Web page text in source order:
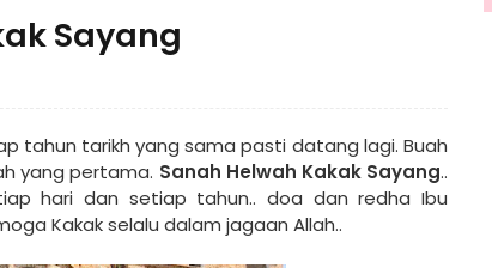
Sayang
tahun tarikh yang sama pasti datang lagi. Buah
yang pertama. Sanah Helwah Kakak Sayang..
hari dan setiap tahun.. doa dan redha Ibu
Kakak selalu dalam jagaan Allah..